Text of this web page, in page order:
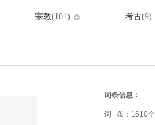
宗教(101) 考古(9)
词条信息：
词 条：1610个